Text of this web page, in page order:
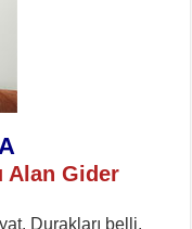
Alan Gider
Durakları belli,